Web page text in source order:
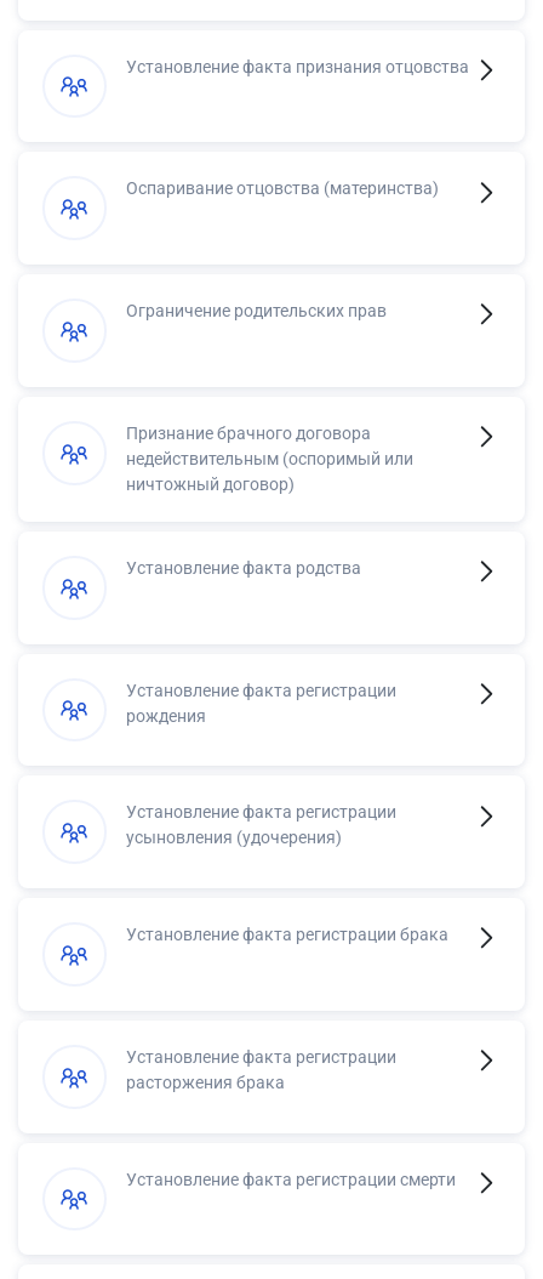
Установление факта признания отцовства
Оспаривание отцовства (материнства)
Ограничение родительских прав
Признание брачного договора
недействительным (оспоримый или
ничтожный договор)
Установление факта родства
Установление факта регистрации
рождения
Установление факта регистрации
усыновления (удочерения)
Установление факта регистрации брака
Установление факта регистрации
расторжения брака
Установление факта регистрации смерти